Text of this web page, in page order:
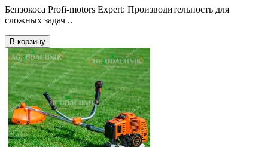
Бензокоса Profi-motors Expert: Производительность для
сложных задач ..
В корзину